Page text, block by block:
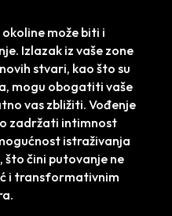
može biti i
Izlazak iz vaše zone
stvari, kao što su
mogu obogatiti vaše
vas zbližiti. Vođenje
zadržati intimnost
istraživanja
što čini putovanje ne
i transformativnim